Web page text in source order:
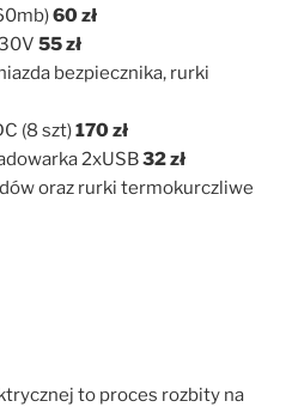
60 zł
55 zł
bezpiecznika, rurki
(8 szt)170 zł
2xUSB32 zł
oraz rurki termokurczliwe
to proces rozbity na